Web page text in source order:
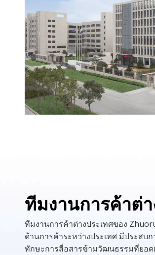
ทีมงานการค้าต่า
ทีมงานการค้าต่างประเทศของ
ด้านการค้าระหว่างประเทศ มีประสบ
ทักษะการสื่อสารข้ามวัฒนธรรมที่ยอด